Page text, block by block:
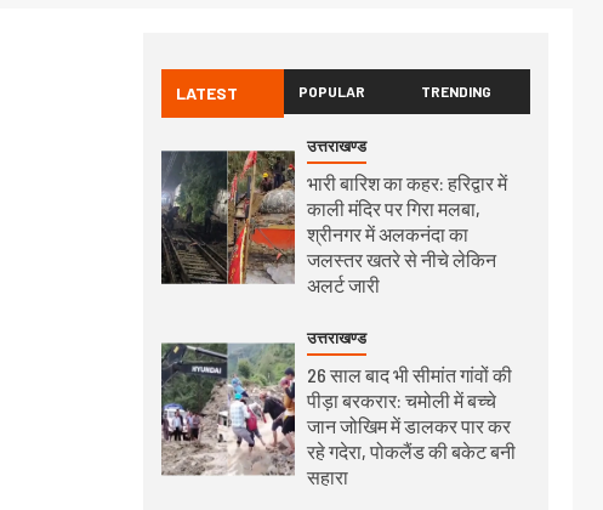
LATEST POPULAR TRENDING
उत्तराखण्ड
भारी बारिश का कहर: हरिद्वार में
काली मंदिर पर गिरा मलबा,
श्रीनगर में अलकनंदा का
जलस्तर खतरे से नीचे लेकिन
अलर्ट जारी
उत्तराखण्ड
26 साल बाद भी सीमांत गांवों की
पीड़ा बरकरार: चमोली में बच्चे
जान जोखिम में डालकर पार कर
रहे गदेरा, पोकलैंड की बकेट बनी
सहारा